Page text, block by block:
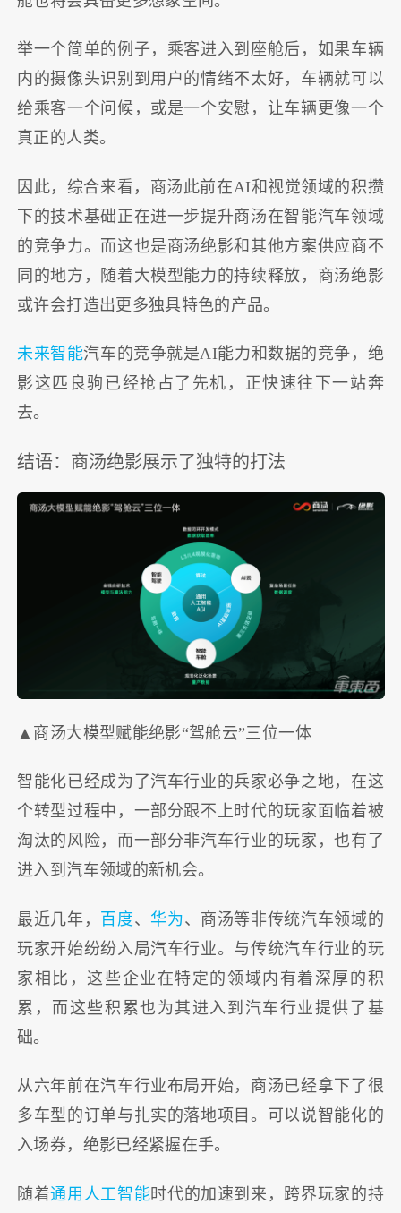
举一个简单的例子，乘客进入到座舱后，如果车辆
内的摄像头识别到用户的情绪不太好，车辆就可以
给乘客一个问候，或是一个安慰，让车辆更像一个
真正的人类。
因此，综合来看，商汤此前在AI和视觉领域的积攒
下的技术基础正在进一步提升商汤在智能汽车领域
的竞争力。而这也是商汤绝影和其他方案供应商不
同的地方，随着大模型能力的持续释放，商汤绝影
或许会打造出更多独具特色的产品。
未来智能汽车的竞争就是AI能力和数据的竞争，绝
影这匹良驹已经抢占了先机，正快速往下一站奔
去。
结语：商汤绝影展示了独特的打法
▲商汤大模型赋能绝影“驾舱云”三位一体
智能化已经成为了汽车行业的兵家必争之地，在这
个转型过程中，一部分跟不上时代的玩家面临着被
淘汰的风险，而一部分非汽车行业的玩家，也有了
进入到汽车领域的新机会。
最近几年， 百度、 华为、商汤等非传统汽车领域的
玩家开始纷纷入局汽车行业。与传统汽车行业的玩
家相比，这些企业在特定的领域内有着深厚的积
累，而这些积累也为其进入到汽车行业提供了基
础。
从六年前在汽车行业布局开始，商汤已经拿下了很
多车型的订单与扎实的落地项目。可以说智能化的
入场券，绝影已经紧握在手。
随着通用人工智能时代的加速到来，跨界玩家的持